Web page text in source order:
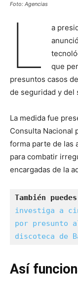
Foto: Agencias
L
a
que
presuntos casos
de seguridad y del
La medida fue
Consulta Nacional
forma parte de las
para combatir
encargadas de la
También
investiga a
por presunto
discoteca de
Así